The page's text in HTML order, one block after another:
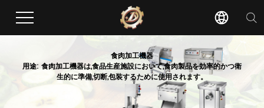
食肉加工機器
用途: 食肉加工機器は,食品生産施設において,食肉製品を効率的かつ衛
生的に準備,切断,包装するために使用されます。